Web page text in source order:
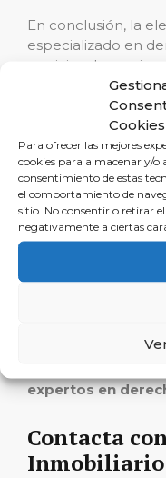
Cookies
Para ofrecer las mejores
cookies para almacenar y/o
consentimiento de estas
el comportamiento de
sitio. No consentir o retirar
negativamente a ciertas
En conclusión, la
especializado en
servicios de una
decisión
legal y prevención
erige como tu
con un equipo
llevar adelante esa
cambiará tu vida.
azar; invierte en la
solo Reclamalia
Te invitamos a
información
inmobiliaria. No
expertos en
Contacta